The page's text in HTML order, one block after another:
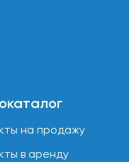
на продажу
в аренду